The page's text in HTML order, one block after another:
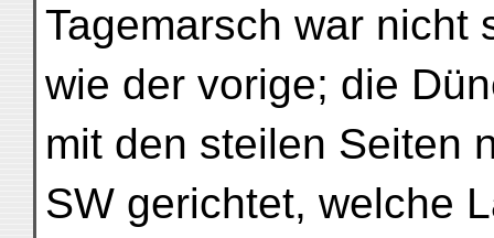
Tagemarsch war nicht
wie der vorige; die
mit den steilen Seiten
SW gerichtet, welche